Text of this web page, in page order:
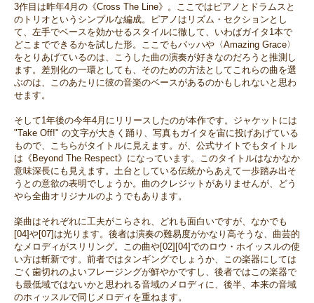
3作目は昨年4月の《Cross The Line》。ここではピアノとドラムスと
のトリオというシンプルな編成。ピアノはリズム・セクションとし
て、左手でベースを効かせるスタイルに徹して、いわばガイタ1本で
どこまでできるかを試した形。ここでもバッハや〈Amazing Grace〉
をとりあげているのは、こうした曲の演奏が好きなのだろうと推測し
ます。差別化の一環としても、そのための方法としてこれらの曲を選
ぶのは、このあたりに彼の音楽のベースがあるのかもしれないと思わ
せます。
そして1年後の今年4月にリリースしたのが本作です。ジャケットには
"Take Off!" の文字が大きく踊り、写真もガイタを宙に投げあげている
もので、こちらがタイトルに見えます。が、公式サイトでもタイトル
は《Beyond The Respect》になっています。このタイトルはなかなか
意味深長にも見えます。土台としている伝統からあえて一歩踏み出そ
うとの意欲の表明でしょうか。曲のクレジットがありませんが、どう
やら全曲オリジナルのようでもあります。
楽曲はそれぞれに工夫がこらされ、どれも面白いですが、なかでも
[04]や[07]は光ります。後者は演奏の難易度がかなり高そうな、曲芸的
なメロディがスリリング。この曲や[02][04]でのロウ・ホイッスルの使
い方は斬新です。前者ではタンギングでしょうか、この楽器にしては
ごく歯切れのよいフレージングが鮮やかですし、後者ではこの楽器で
も最低域ではないかと思われる音域のメロディに、後半、本来の音域
のホィッスルで同じメロディを重ねます。